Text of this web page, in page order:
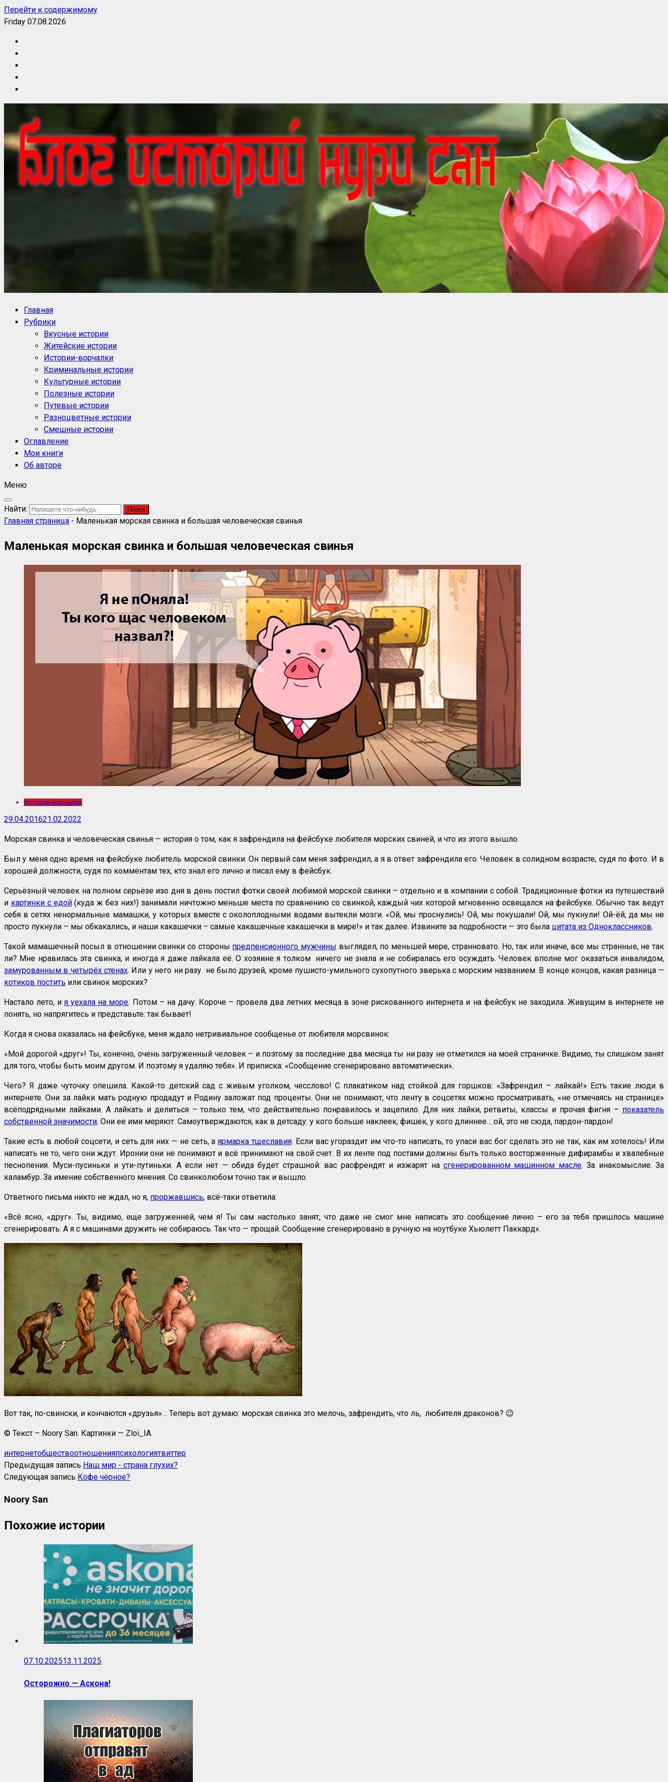
Перейти к содержимому
Friday 07.08.2026
Блог историй NoorySan
Главная
Рубрики
Вкусные истории
Житейские истории
Истории-ворчалки
Криминальные истории
Культурные истории
Полезные истории
Путевые истории
Разноцветные истории
Смешные истории
Оглавление
Мои книги
Об авторе
Меню
Найти:
Главная страница - Маленькая морская свинка и большая человеческая свинья
Маленькая морская свинка и большая человеческая свинья
Истории-ворчалки
29.04.201621.02.2022
Морская свинка и человеческая свинья — история о том, как я зафрендила на фейсбуке любителя морских свиней, и что из этого вышло.
Был у меня одно время на фейсбуке любитель морской свинки. Он первый сам меня зафрендил, а я в ответ зафрендила его. Человек в солидном возрасте, судя по фото. И в
хорошей должности, судя по комментам тех, кто знал его лично и писал ему в фейсбук.
Серьёзный человек на полном серьёзе изо дня в день постил фотки своей любимой морской свинки – отдельно и в компании с собой. Традиционные фотки из путешествий
и картинки с едой(куда ж без них!) занимали ничтожно меньше места по сравнению со свинкой, каждый чих которой мгновенно освещался на фейсбуке. Обычно так ведут
себя в сетях ненормальные мамашки, у которых вместе с околоплодными водами вытекли мозги. «Ой, мы проснулись! Ой, мы покушали! Ой, мы пукнули! Ой-ёй, да мы не
просто пукнули – мы обкакались, и наши какашечки – самые какашечные какашечки в мире!» и так далее. Извините за подробности — это была цитата из Одноклассников.
Такой мамашечный посыл в отношении свинки со стороны предпенсионного мужчины выглядел, по меньшей мере, странновато. Но, так или иначе, все мы странные, не так
ли? Мне нравилась эта свинка, и иногда я даже лайкала её. О хозяине я толком ничего не знала и не собиралась его осуждать. Человек вполне мог оказаться инвалидом,
замурованным в четырёх стенах. Или у него ни разу не было друзей, кроме пушисто-умильного сухопутного зверька с морским названием. В конце концов, какая разница —
котиков постить или свинок морских?
Настало лето, ия уехала на море. Потом – на дачу. Короче – провела два летних месяца в зоне рискованного интернета и на фейсбук не заходила. Живущим в интернете не
понять, но напрягитесь и представьте: так бывает!
Когда я снова оказалась на фейсбуке, меня ждало нетривиальное сообщенье от любителя морсвинок:
«Мой дорогой «друг»! Ты, конечно, очень загруженный человек – и поэтому за последние два месяца ты ни разу не отметился на моей страничке. Видимо, ты слишком занят
для того, чтобы быть моим другом. И поэтому я удаляю тебя». И приписка: «Сообщение сгенерировано автоматически».
Чего? Я даже чуточку опешила. Какой-то детский сад с живым уголком, чесслово! С плакатиком над стойкой для горшков: «Зафрендил – лайкай!» Есть такие люди в
интернете. Они за лайки мать родную продадут и Родину заложат под проценты. Они не понимают, что ленту в соцсетях можно просматривать, «не отмечаясь на странице»
всёподрядными лайками. А лайкать и делиться – только тем, что действительно понравилось и зацепило. Для них лайки, ретвиты, классы и прочая фигня – показатель
собственной значимости. Они ее ими меряют. Самоутверждаются, как в детсаду: у кого больше наклеек, фишек, у кого длиннее… ой, это не сюда, пардон-пардон!
Такие есть в любой соцсети, и сеть для них — не сеть, аярмарка тщеславия. Если вас угораздит им что-то написать, то упаси вас бог сделать это не так, как им хотелось! Или
написать не то, чего они ждут. Иронии они не понимают и всё принимают на свой счет. В их ленте под постами должны быть только восторженные дифирамбы и хвалебные
песнопения. Муси-пусиньки и ути-путиньки. А если нет — обида будет страшной: вас расфрендят и изжарят насгенерированном машинном масле. За инакомыслие. За
каламбур. За имение собственного мнения. Со свинколюбом точно так и вышло.
Ответного письма никто не ждал, но я, проржавшись, всё-таки ответила:
«Всё ясно, «друг». Ты, видимо, еще загруженней, чем я! Ты сам настолько занят, что даже не смог мне написать это сообщение лично – его за тебя пришлось машине
сгенерировать. А я с машинами дружить не собираюсь. Так что — прощай. Сообщение сгенерировано в ручную на ноутбуке Хьюлетт Паккард».
Вот так, по-свински, и кончаются «друзья»… Теперь вот думаю: морская свинка это мелочь, зафрендить, что ль, любителя драконов? 😉
© Текст – Noory San. Картинки — Zloi_IA.
интернетобществоотношенияпсихологиятвиттер
Предыдущая запись Наш мир - страна глухих?
Следующая запись Кофе чёрное?
Noory San
Похожие истории
07.10.202513.11.2025
Осторожно — Аскона!